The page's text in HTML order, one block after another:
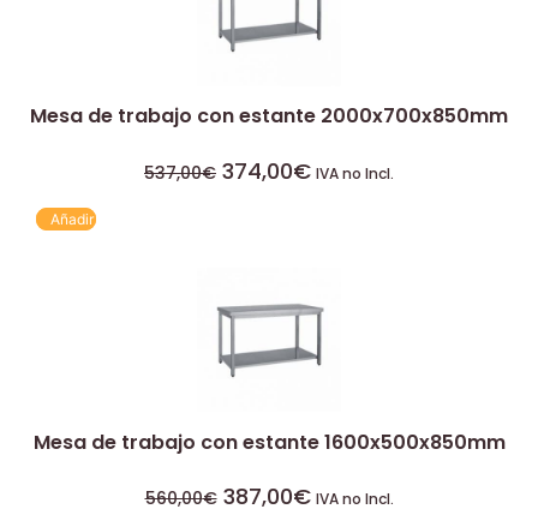
Mesa de trabajo con estante 2000x700x850mm
537,00€ 374,00€ IVA no Incl.
Añadir
Mesa de trabajo con estante 1600x500x850mm
560,00€ 387,00€ IVA no Incl.